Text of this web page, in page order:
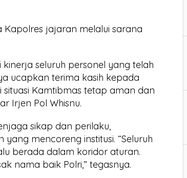
Kapolres jajaran melalui sarana
seluruh personel yang telah
ucapkan terima kasih kepada
Kamtibmas tetap aman dan
Irjen Pol Whisnu.
sikap dan perilaku,
mencoreng institusi. “Seluruh
berada dalam koridor aturan.
nama baik Polri,” tegasnya.